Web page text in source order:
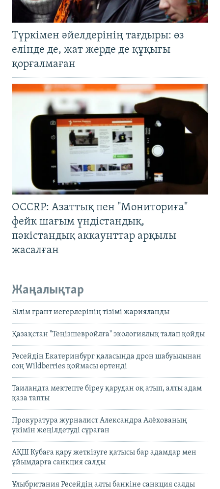
Түркімен әйелдерінің тағдыры: өз
елінде де, жат жерде де құқығы
қорғалмаған
OCCRP: Азаттық пен "Мониториға"
фейк шағым үндістандық,
пәкістандық аккаунттар арқылы
жасалған
Жаңалықтар
Білім грант иегерлерінің тізімі жарияланды
Қазақстан "Теңізшевройлға" экологиялық талап қойды
Ресейдің Екатеринбург қаласында дрон шабуылынан
соң Wildberries қоймасы өртенді
Таиландта мектепте біреу қарудан оқ атып, алты адам
қаза тапты
Прокуратура журналист Александра Алёхованың
үкімін жеңілдетуді сұраған
АҚШ Кубаға қару жеткізуге қатысы бар адамдар мен
ұйымдарға санкция салды
Ұлыбритания Ресейдің алты банкіне санкция салды